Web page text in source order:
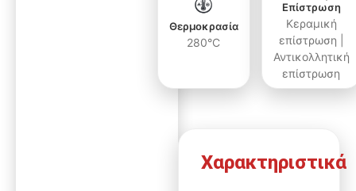
Θερμοκρασία
280°C
Επίστρωση
Κεραμική
επίστρωση |
Αντικολλητική
επίστρωση
Χαρακτηριστικά